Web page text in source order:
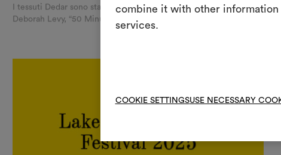
combine it with other information
services.
COOKIE SETTINGSUSE NECESSARY
I tessuti Dedar sono stati scelti per la prima pièce teatrale di
Deborah Levy, “50 Minutes”, al Theater Neumarkt di Zurigo.